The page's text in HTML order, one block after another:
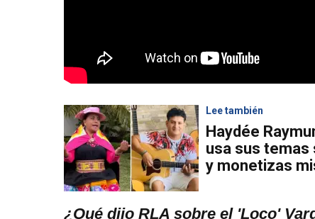
Lee también
Haydée
usa sus temas
y monetizas
¿Qué dijo RLA sobre el 'Loco'